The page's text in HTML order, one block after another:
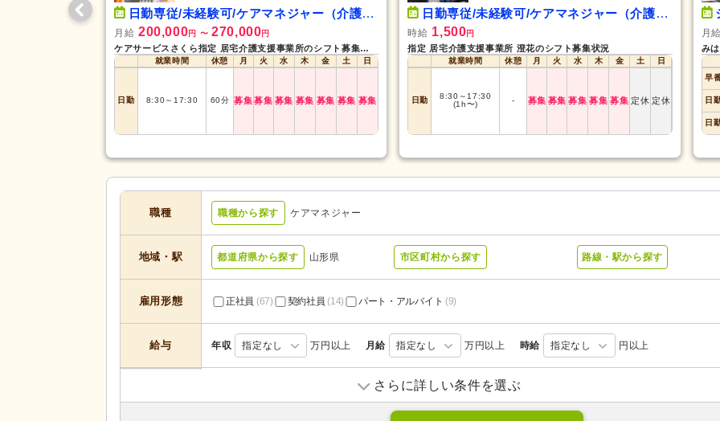
日勤専従/未経験可/ケアマネジャー（介護支援専門員）
月給 200,000円 〜 270,000円
ケアサービスさくら指定 居宅介護支援事業所のシフト募集状況
就業時間 休憩 月 火 水 木 金 土 日
日勤 8:30～ 17:30 60分 募集募集 募集 募集 募集 募集 募集
日勤専従/未経験可/ケアマネジャー（介護支援専門員）
時給 1,500円
指定 居宅介護支援事業所 澄花のシフト募集状況
就業時間 休憩 月 火 水 木 金 土 日
日勤 8:30 ～ 17:30
(1h〜)
- 募集 募集 募集 募集 募集 定休 定休
月
み
早
日
日
職種 職種から探す ケアマネジャー
地域・駅 都道府県から探す 山形県 市区町村から探す 路線・駅から探す
雇用形態 正社員 (67) 契約社員 (14) パート・アルバイト (9)
給与 年収 指定なし 万円以上 月給 指定なし 万円以上 時給 指定なし 円以上
訪問看護 (8)
デイサービス(6) 小規模多機能型居宅介護(8) 住宅型有料老人ホーム(4)
さらに詳しい条件を選ぶ